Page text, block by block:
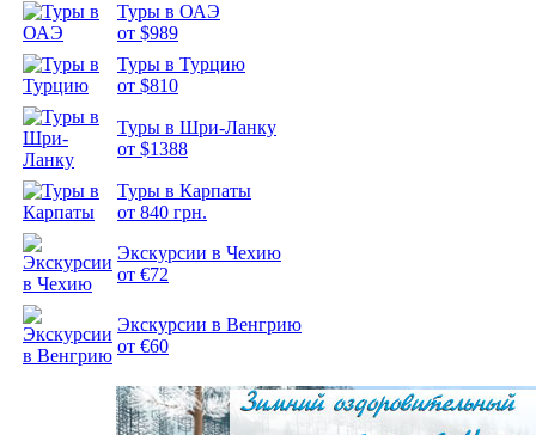
Туры в ОАЭ
от $989
Туры в Турцию
от $810
Туры в Шри-Ланку
от $1388
Туры в Карпаты
от 840 грн.
Экскурсии в Чехию
от €72
Экскурсии в Венгрию
от €60